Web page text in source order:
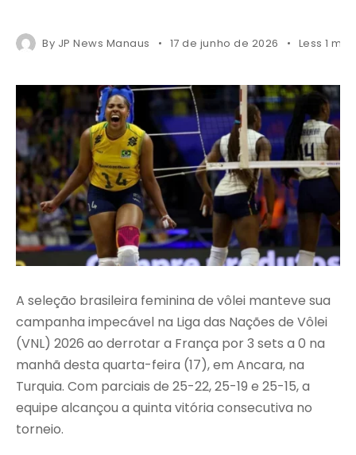
By JP News Manaus 17 de junho de 2026 Less 1
A seleção brasileira feminina de vôlei manteve sua
campanha impecável na Liga das Nações de Vôlei
(VNL) 2026 ao derrotar a França por 3 sets a 0 na
manhã desta quarta-feira (17), em Ancara, na
Turquia. Com parciais de 25-22, 25-19 e 25-15, a
equipe alcançou a quinta vitória consecutiva no
torneio.